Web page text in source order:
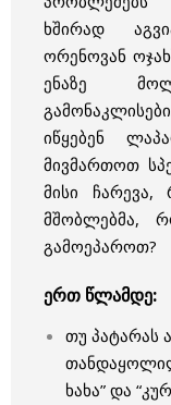
ხშირად
ორენოვან
ენაზე
იწყებენ
მივმართოთ
მისი ჩარევა,
მშობლებმა,
გამოეპაროთ?
ერთ წლამდე:
თუ პატარას
ხახა” და